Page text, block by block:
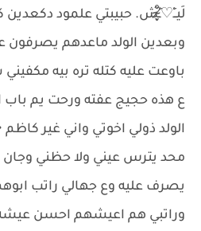
لَيــِْ♡̷̴̬̩̃̊ـِْش. حبيبتي علمود دكعدين
وبعدين الولد ماعدهم يصرفون
باوعت عليه كتله تره بيه
ع هذه حجيج عفته ورحت يم باب
الولد ذولي اخوتي واني غير كاظم
محد يترس عيني ولا حظني وجان
يصرف عليه وع جهالي راتب ابوهم
وراتبي هم اعيشهم احسن عيشه